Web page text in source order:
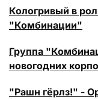
Кологривый в
"Комбинации"
Группа
новогодних
"Рашн гёрлз!" -